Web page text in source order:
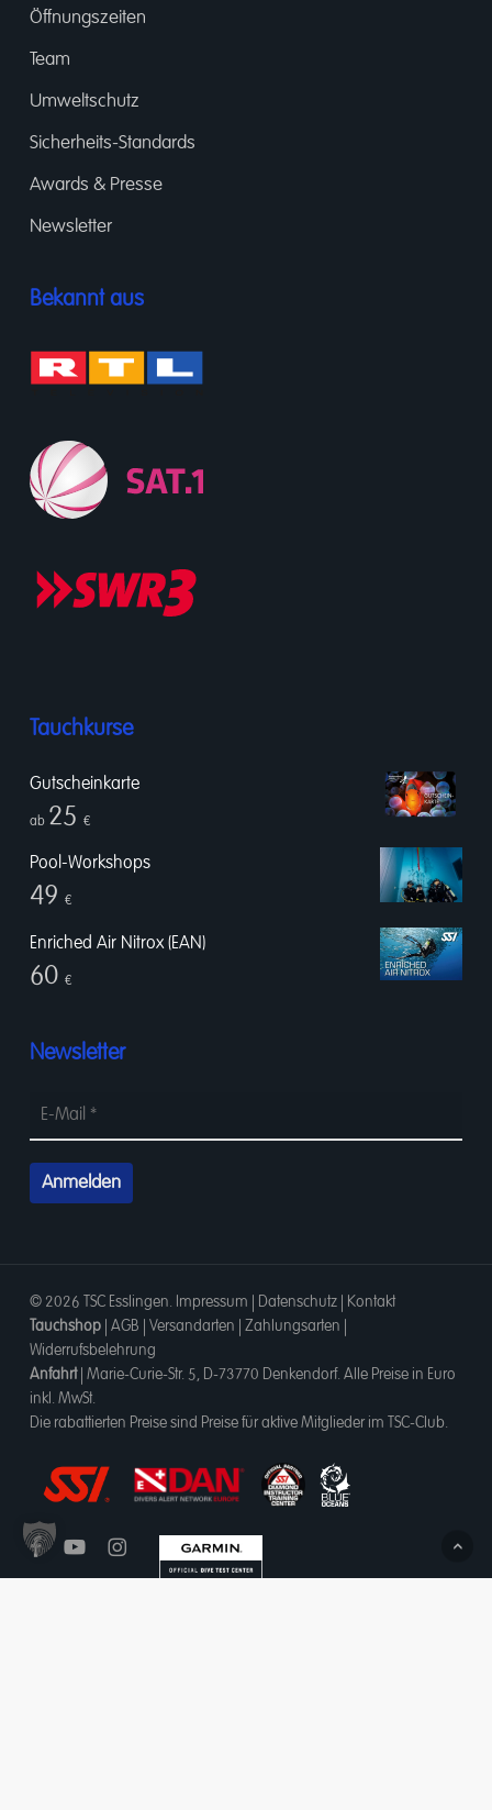
Öffnungszeiten
Team
Umweltschutz
Sicherheits-Standards
Awards & Presse
Newsletter
Bekannt aus
Tauchkurse
Gutscheinkarte
ab 25 €
Pool-Workshops
49 €
Enriched Air Nitrox (EAN)
60 €
Newsletter
© 2026 TSC Esslingen. Impressum Datenschutz| Kontakt
Tauchshop| AGB Versandarten Zahlungsarten
Widerrufsbelehrung
Anfahrt| Marie-Curie-Str. 5, D-73770 Denkendorf. Alle Preise in Euro
inkl. MwSt.
Die rabattierten Preise sind Preise für aktive Mitglieder im TSC-Club.